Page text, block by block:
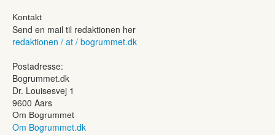
Kontakt
Send en mail til redaktionen her
redaktionen / at / bogrummet.dk
Postadresse:
Bogrummet.dk
Dr. Louisesvej 1
9600 Aars
Om Bogrummet
Om Bogrummet.dk